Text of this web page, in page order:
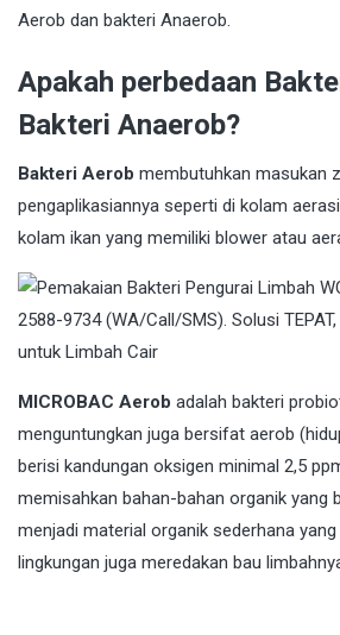
Aerob dan bakteri Anaerob.
Apakah perbedaan
Bakteri Anaerob?
Bakteri Aerob membutuhkan masukan
pengaplikasiannya seperti di kolam
kolam ikan yang memiliki blower atau
MICROBAC Aerob adalah bakteri
menguntungkan juga bersifat aerob
berisi kandungan oksigen minimal 2,5
memisahkan bahan-bahan organik yang
menjadi material organik sederhana
lingkungan juga meredakan bau